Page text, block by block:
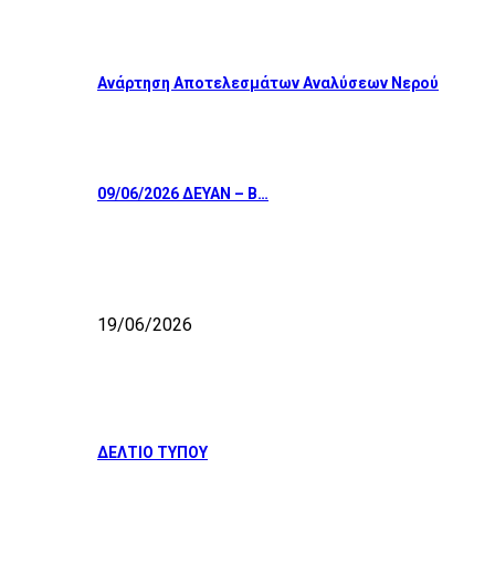
Ανάρτηση Αποτελεσμάτων Αναλύσεων Νερού
09/06/2026 ΔΕΥΑΝ – Β…
19/06/2026
ΔΕΛΤΙΟ ΤΥΠΟΥ